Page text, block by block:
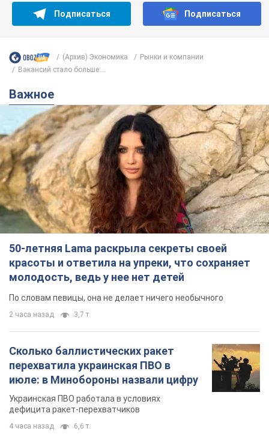
Подписаться Подписаться
(Архив) Экономика
Рынки и компании
Вакансий стало больше:...
Важное
50-летняя Lama раскрыла секреты своей
красоты и ответила на упреки, что сохраняет
молодость, ведь у нее нет детей
По словам певицы, она не делает ничего необычного
2 часа назад 3,7 т.
Сколько баллистических ракет
перехватила украинская ПВО в
июле: в Минобороны назвали цифру
Украинская ПВО работала в условиях
дефицита ракет-перехватчиков
4 часа назад 6,6 т.